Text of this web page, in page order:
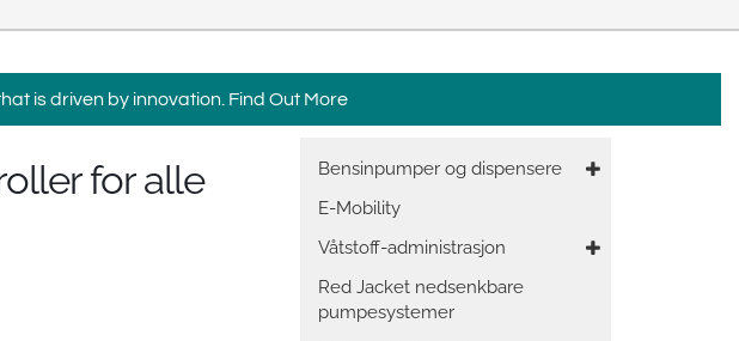
中国 South East Asia
is driven by innovation. Find Out More
for alle
Main
navigation
Bensinpumper og dispensere
E-Mobility
Våtstoff-administrasjon
Red Jacket nedsenkbare
pumpesystemer